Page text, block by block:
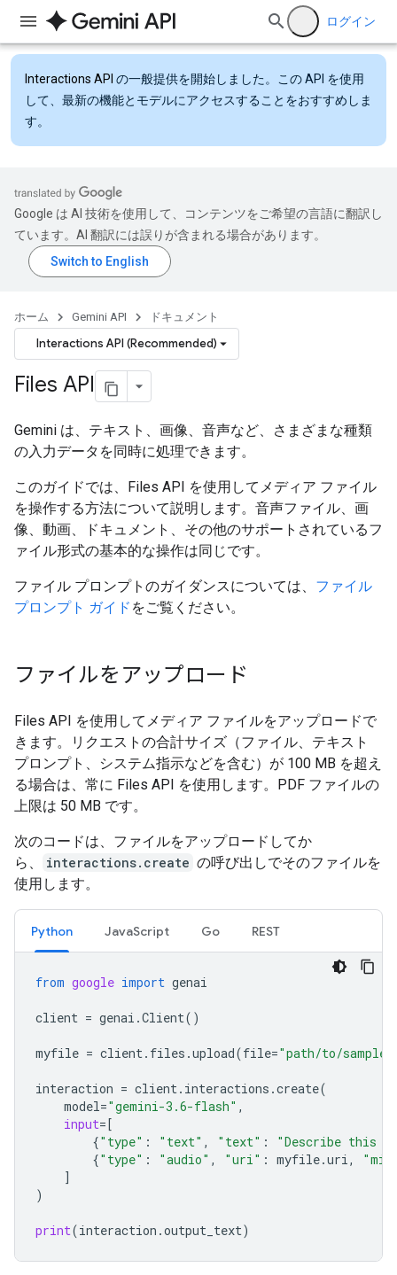
ログイン
Interactions API の一般提供を開始しました。この API を使用
して、最新の機能とモデルにアクセスすることをおすすめしま
す。
Google は AI 技術を使用して、コンテンツをご希望の言語に翻訳し
ています。AI 翻訳には誤りが含まれる場合があります。
ホーム Gemini API ドキュメント
Interactions API (Recommended)
Files API
Gemini は、テキスト、画像、音声など、さまざまな種類
の入力データを同時に処理できます。
このガイドでは、Files API を使用してメディア ファイル
を操作する方法について説明します。音声ファイル、画
像、動画、ドキュメント、その他のサポートされているフ
ァイル形式の基本的な操作は同じです。
ファイル プロンプトのガイダンスについては、 ファイル
プロンプト ガイド をご覧ください。
ファイルをアップロード
Files API を使用してメディア ファイルをアップロードで
きます。リクエストの合計サイズ（ファイル、テキスト
プロンプト、システム指示などを含む）が 100 MB を超え
る場合は、常に Files API を使用します。PDF ファイルの
上限は 50 MB です。
次のコードは、ファイルをアップロードしてか
ら、
interactions.create の呼び出しでそのファイルを
使用します。
Python JavaScript Go REST
from google import genai
client = genai .Client()
myfile = client. files .upload(file="path/to/
interaction = client. interactions .create(
model="gemini-3.6-flash" ,
input=[
{"type" : "text" , "text" :
"Describe this
{"type" : "audio" , "uri" : myfile.uri,
]
)
print(interaction .output_text)